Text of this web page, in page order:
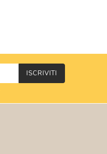
ISCRIVITI